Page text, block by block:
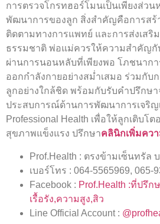
การตรวจโกรทฮอร์โมนเป็นเพียงส่ว
พัฒนาการของลูก สิ่งสำคัญคือการสร้
ติดตามทางการแพทย์ และการส่งเสริ
ธรรมชาติ พ่อแม่ควรให้ความสำคัญกั
ผ่านการนอนหลับที่เพียงพอ โภชนาก
ออกกำลังกายอย่างสม่ำเสมอ ร่วมกับ
ลูกอย่างใกล้ชิด พร้อมกับรับคำปรึกษ
ประสบการณ์ด้านการพัฒนาการเจริญ
Professional Health เพื่อให้ลูกเติบ
สุขภาพแข็งแรง ปรึกษาคลินิกเพิ่มคว
Prof.Health : ตรงข้ามเซ็นทรัล
เบอร์โทร : 064-5565969, 065-
Facebook : Prof.Health :ที่ปรึ
เรื้อรัง,ความสูง,สิว
Line Official Account :